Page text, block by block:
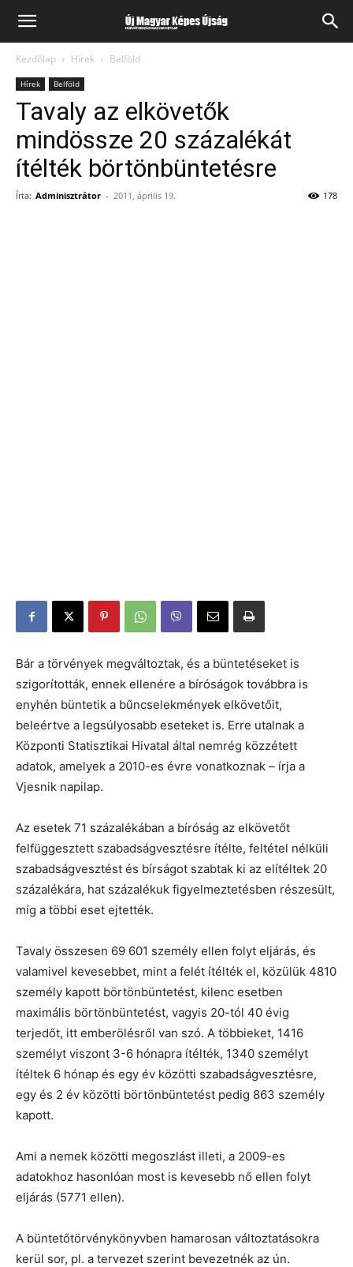
Kezdőlap Hírek Belföld
Hírek Belföld
Tavaly az elkövetők
mindössze 20 százalékát
ítélték börtönbüntetésre
Írta: Adminisztrátor - 2011, április 19. 178
Bár a törvények megváltoztak, és a büntetéseket is
szigorították, ennek ellenére a bíróságok továbbra is
enyhén büntetik a bűncselekmények elkövetőit,
beleértve a legsúlyosabb eseteket is. Erre utalnak a
Központi Statisztikai Hivatal által nemrég közzétett
adatok, amelyek a 2010-es évre vonatkoznak – írja a
Vjesnik napilap.
Az esetek 71 százalékában a bíróság az elkövetőt
felfüggesztett szabadságvesztésre ítélte, feltétel nélküli
szabadságvesztést és bírságot szabtak ki az elítéltek 20
százalékára, hat százalékuk figyelmeztetésben részesült,
míg a többi eset ejtették.
Tavaly összesen 69 601 személy ellen folyt eljárás, és
valamivel kevesebbet, mint a felét ítélték el, közülük 4810
személy kapott börtönbüntetést, kilenc esetben
maximális börtönbüntetést, vagyis 20-tól 40 évig
terjedőt, itt emberölésről van szó. A többieket, 1416
személyt viszont 3-6 hónapra ítélték, 1340 személyt
ítéltek 6 hónap és egy év közötti szabadságvesztésre,
egy és 2 év közötti börtönbüntetést pedig 863 személy
kapott.
Ami a nemek közötti megoszlást illeti, a 2009-es
adatokhoz hasonlóan most is kevesebb nő ellen folyt
eljárás (5771 ellen).
A büntetőtörvénykönyvben hamarosan változtatásokra
kerül sor, pl. a tervezet szerint bevezetnék az ún.